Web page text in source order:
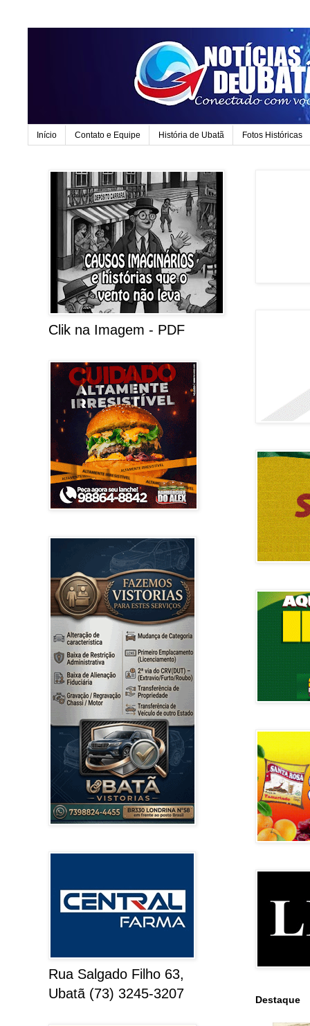
Início Contato e Equipe História de Ubatã Fotos Históricas
Destaque
Clik na Imagem - PDF
Rua Salgado Filho 63,
Ubatã (73) 3245-3207